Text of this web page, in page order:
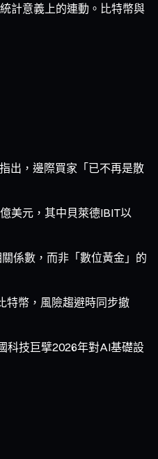
計意義上的連動。比特幣與
出，邊際買家「已不再是散
美元，其中貝萊德IBIT以
係數，而非「數位黃金」的
特幣，風險趨避時同步撤
科技巨擘2026年對AI基礎設